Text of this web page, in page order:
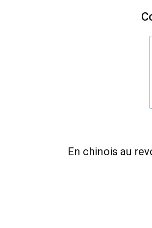
En chinois au